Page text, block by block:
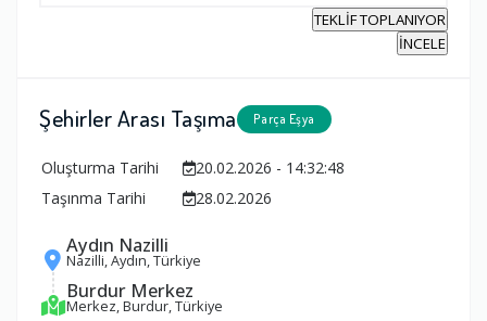
TEKLİF TOPLANIYOR
İNCELE
Şehirler Arası Taşıma Parça Eşya
Oluşturma Tarihi
20.02.2026 - 14:32:48
Taşınma Tarihi
28.02.2026
Aydın Nazilli
Nazilli, Aydın, Türkiye
Burdur Merkez
Merkez, Burdur, Türkiye